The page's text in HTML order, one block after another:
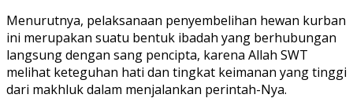
Menurutnya, pelaksanaan penyembelihan hewan kurban
ini merupakan suatu bentuk ibadah yang berhubungan
langsung dengan sang pencipta, karena Allah SWT
melihat keteguhan hati dan tingkat keimanan yang tinggi
dari makhluk dalam menjalankan perintah-Nya.